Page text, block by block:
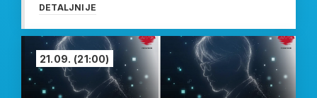
DETALJNIJE
21.09. (21:00)